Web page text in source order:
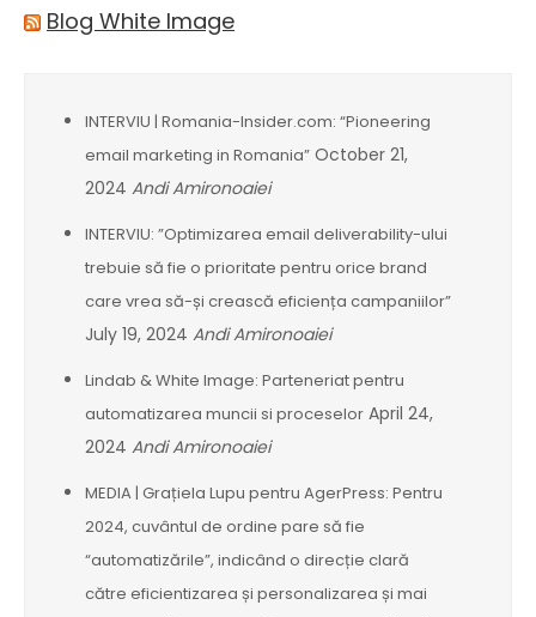
Blog White Image
INTERVIU | Romania-Insider.com: “Pioneering
email marketing in Romania” October 21,
2024 Andi Amironoaiei
INTERVIU: ”Optimizarea email deliverability-ului
trebuie să fie o prioritate pentru orice brand
care vrea să-și crească eficiența campaniilor”
July 19, 2024 Andi Amironoaiei
Lindab & White Image: Parteneriat pentru
automatizarea muncii si proceselor April 24,
2024 Andi Amironoaiei
MEDIA | Grațiela Lupu pentru AgerPress: Pentru
2024, cuvântul de ordine pare să fie
“automatizările”, indicând o direcție clară
către eficientizarea și personalizarea și mai